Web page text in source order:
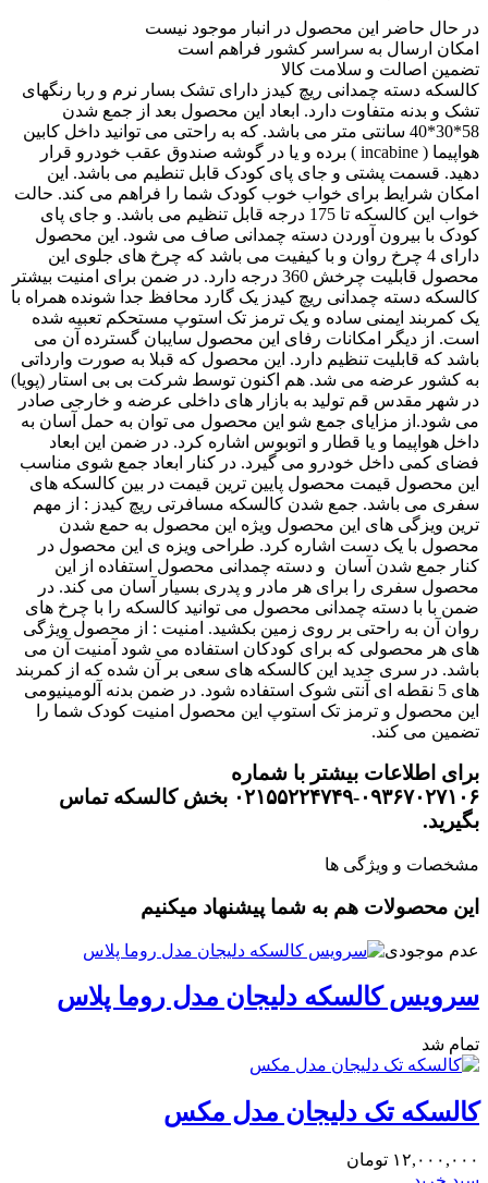
در حال حاضر این محصول در انبار موجود نیست
امکان ارسال به سراسر کشور فراهم است
تضمین اصالت و سلامت کالا
کالسکه دسته چمدانی ریچ کیدز دارای تشک بسار نرم و ربا رنگهای
تشک و بدنه متفاوت دارد. ابعاد این محصول بعد از جمع شدن
58*30*40 سانتی متر می باشد. که به راحتی می توانید داخل کابین
هواپیما ( incabine ) برده و یا در گوشه صندوق عقب خودرو قرار
دهید. قسمت پشتی و جای پای کودک قابل تنطیم می باشد. این
امکان شرایط برای خواب خوب کودک شما را فراهم می کند. حالت
خواب این کالسکه تا 175 درجه قابل تنظیم می باشد. و جای پای
کودک با بیرون آوردن دسته چمدانی صاف می شود. این محصول
دارای 4 چرخ روان و با کیفیت می باشد که چرخ های جلوی این
محصول قابلیت چرخش 360 درجه دارد. در ضمن برای امنیت بیشتر
کالسکه دسته چمدانی ریچ کیدز یک گارد محافظ جدا شونده همراه با
یک کمربند ایمنی ساده و یک ترمز تک استوپ مستحکم تعبیه شده
است. از دیگر امکانات رفای این محصول سایبان گسترده آن می
باشد که قابلیت تنظیم دارد. این محصول که قبلا به صورت وارداتی
به کشور عرضه می شد. هم اکنون توسط شرکت بی بی استار (پویا)
در شهر مقدس قم تولید به بازار های داخلی عرضه و خارجی صادر
می شود.از مزایای جمع شو این محصول می توان به حمل آسان به
داخل هواپیما و یا قطار و اتوبوس اشاره کرد. در ضمن این ابعاد
فضای کمی داخل خودرو می گیرد. در کنار ابعاد جمع شوی مناسب
این محصول قیمت محصول پایین ترین قیمت در بین کالسکه های
سفری می باشد. جمع شدن کالسکه مسافرتی ریچ کیدز : از مهم
ترین ویزگی های این محصول ویژه این محصول به حمع شدن
محصول با یک دست اشاره کرد. طراحی ویزه ی این محصول در
کنار جمع شدن آسان و دسته چمدانی محصول استفاده از این
محصول سفری را برای هر مادر و پدری بسیار آسان می کند. در
ضمن با با دسته چمدانی محصول می توانید کالسکه را با چرخ های
روان آن به راحتی بر روی زمین بکشید. امنیت : از محصول ویژگی
های هر محصولی که برای کودکان استفاده می شود آمنیت آن می
باشد. در سری جدید این کالسکه های سعی بر آن شده که از کمربند
های 5 نقطه ای آنتی شوک استفاده شود. در ضمن بدنه آلومینیومی
این محصول و ترمز تک استوپ این محصول امنیت کودک شما را
تضمین می کند.
برای اطلاعات بیشتر با شماره
۰۹۳۶۷۰۲۷۱۰۶-۰۲۱۵۵۲۲۴۷۴۹ بخش کالسکه تماس
بگیرید.
مشخصات و ویژگی ها
این محصولات هم به شما پیشنهاد میکنیم
عدم موجودی
سرویس کالسکه دلیجان مدل روما پلاس
تمام شد
کالسکه تک دلیجان مدل مکس
۱۲,۰۰۰,۰۰۰ تومان